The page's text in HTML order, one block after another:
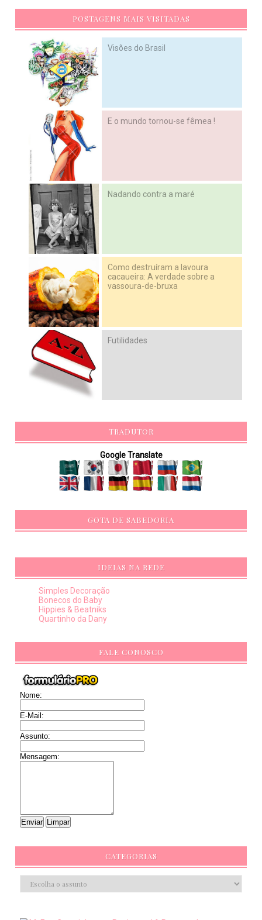
POSTAGENS MAIS VISITADAS
Visões do Brasil
E o mundo tornou-se fêmea !
Nadando contra a maré
Como destruíram a lavoura
cacaueira: A verdade sobre a
vassoura-de-bruxa
Futilidades
TRADUTOR
Google Translate
GOTA DE SABEDORIA
IDEIAS NA REDE
Simples Decoração
Bonecos do Baby
Hippies & Beatniks
Quartinho da Dany
FALE CONOSCO
Nome:
E-Mail:
Assunto:
Mensagem:
CATEGORIAS